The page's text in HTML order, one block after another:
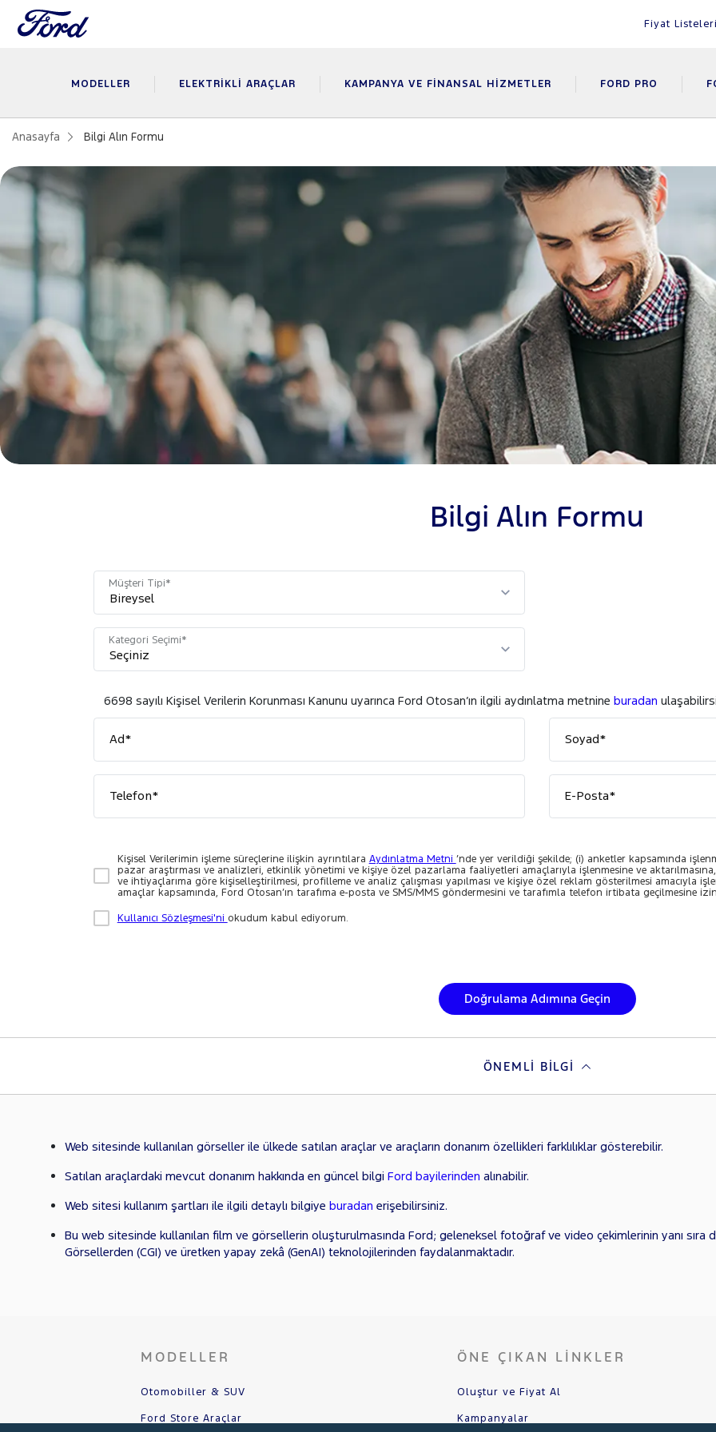
Fiyat
MODELLER ELEKTRIKLI ARAÇLAR KAMPANYA VE FINANSAL HIZMETLER FORD PRO
Anasayfa Bilgi Alın Formu
Bilgi Alın Formu
Müşteri Tipi*
Kategori Seçimi*
6698 sayılı Kişisel Verilerin Korunması Kanunu uyarınca Ford Otosan’ın ilgili aydınlatma metnine buradan
Ad* Soyad*
Telefon* E-Posta*
Kişisel Verilerimin işleme süreçlerine ilişkin ayrıntılara Aydınlatma Metni ’nde yer verildiği şekilde; (i) anketler kapsamında
pazar araştırması ve analizleri, etkinlik yönetimi ve kişiye özel pazarlama faaliyetleri amaçlarıyla işlenmesine ve
ve ihtiyaçlarıma göre kişiselleştirilmesi, profilleme ve analiz çalışması yapılması ve kişiye özel reklam gösterilmesi amacıyla
amaçlar kapsamında, Ford Otosan’ın tarafıma e-posta ve SMS/MMS göndermesini ve tarafımla telefon irtibata geçilmesine
Kullanıcı Sözleşmesi'ni okudum kabul ediyorum.
Doğrulama Adımına Geçin
ÖNEMLI BILGI
Web sitesinde kullanılan görseller ile ülkede satılan araçlar ve araçların donanım özellikleri farklılıklar gösterebilir.
Satılan araçlardaki mevcut donanım hakkında en güncel bilgi Ford bayilerinden alınabilir.
Web sitesi kullanım şartları ile ilgili detaylı bilgiye buradan erişebilirsiniz.
Bu web sitesinde kullanılan film ve görsellerin oluşturulmasında Ford; geleneksel fotoğraf ve video çekimlerinin yanı
Görsellerden (CGI) ve üretken yapay zekâ (GenAI) teknolojilerinden faydalanmaktadır.
MODELLER
Otomobiller & SUV
Ford Store Araçlar
ÖNE ÇIKAN LINKLER
Oluştur ve Fiyat Al
Kampanyalar